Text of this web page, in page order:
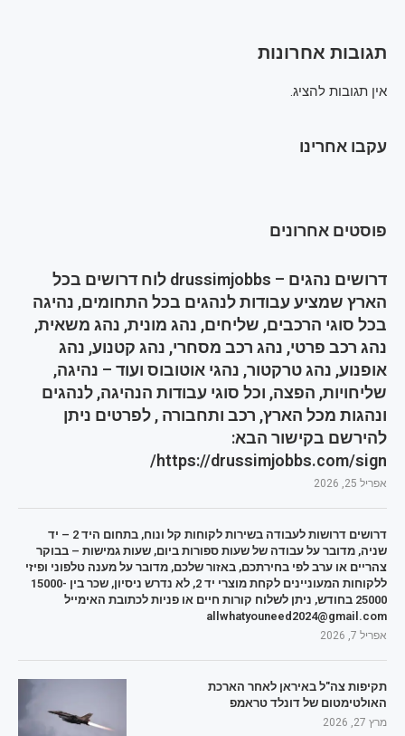
תגובות אחרונות
אין תגובות להציג.
עקבו אחרינו
פוסטים אחרונים
דרושים נהגים – drussimjobbs לוח דרושים בכל
הארץ שמציע עבודות לנהגים בכל התחומים, נהיגה
בכל סוגי הרכבים, שליחים, נהג מונית, נהג משאית,
נהג רכב פרטי, נהג רכב מסחרי, נהג קטנוע, נהג
אופנוע, נהג טרקטור, נהגי אוטובוס ועוד – נהיגה,
שליחויות, הפצה, וכל סוגי עבודות הנהיגה, לנהגים
ונהגות מכל הארץ, רכב ותחבורה , לפרטים ניתן
להירשם בקישור הבא:
https://drussimjobbs.com/sign/
אפריל 25, 2026
דרושים דרושות לעבודה בשירות לקוחות קל ונוח, בתחום היד 2 – יד
שניה, מדובר על עבודה של שעות ספורות ביום, שעות גמישות – בבוקר
צהריים או ערב לפי בחירתכם, באזור שלכם, מדובר על מענה טלפוני ופיזי
ללקוחות המעוניינים לקחת מוצרי יד 2, לא נדרש ניסיון, שכר בין 15000-
25000 בחודש, ניתן לשלוח קורות חיים או פניות לכתובת האימייל
allwhatyouneed2024@gmail.com
אפריל 7, 2026
תקיפות צה"ל באיראן לאחר הארכת
האולטימטום של דונלד טראמפ
מרץ 27, 2026